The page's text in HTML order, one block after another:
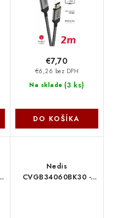
Na sklade (3 ks)
€6,26 bez DPH
€7,70
DO KOŠÍKA
Nedis
CVGB34060BK30 -